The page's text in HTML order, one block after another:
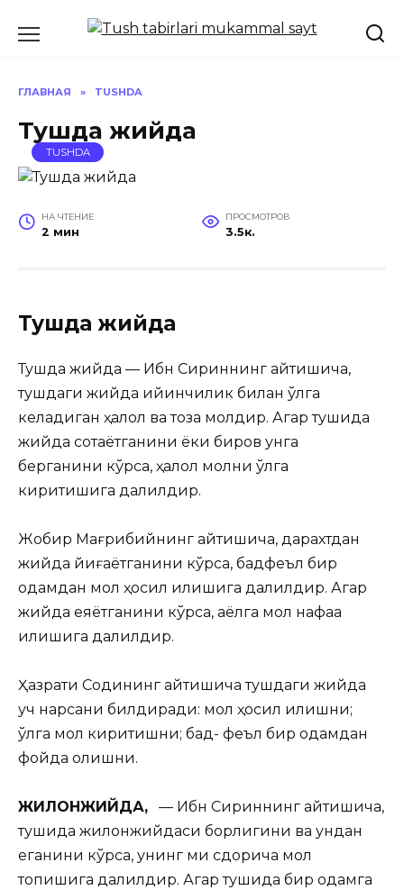
ГЛАВНАЯ » TUSHDA
Тушда жийда
TUSHDA
НА ЧТЕНИЕ
2 мин
ПРОСМОТРОВ
3.5к.
Тушда жийда
Тушда жийда — Ибн Сириннинг айтишича,
тушдаги жийда қийинчилик билан қўлга
келадиган ҳалол ва тоза молдир. Агар тушида
жийда сотаётганини ёки биров унга
берганини кўрса, ҳалол молни қўлга
киритишига далилдир.
Жобир Мағрибийнинг айтишича, дарахтдан
жийда йиғаётганини кўрса, бадфеъл бир
одамдан мол ҳосил қилишига далилдир. Агар
жийда еяётганини кўрса, аёлга мол нафақа
қилишига далилдир.
Ҳазрати Содиқнинг айтишича тушдаги жийда
уч нарсани билдиради: мол ҳосил қилишни;
қўлга мол киритишни; бад- феъл бир одамдан
фойда олишни.
ЖИЛОНЖИЙДА, — Ибн Сириннинг айтишича,
тушида жилонжийдаси борлигини ва ундан
еганини кўрса, унинг ми сдорича мол
топишига далилдир. Агар тушида бир одамга